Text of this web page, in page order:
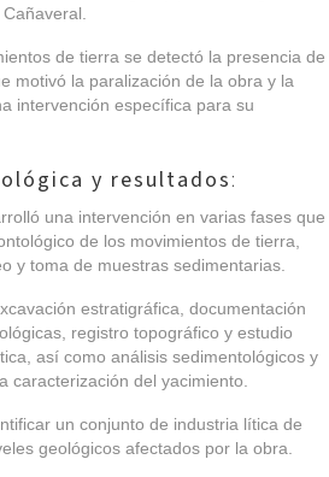
de tierra se detectó la presencia de
motivó la paralización de la obra y la
intervención específica para su
y resultados:
una intervención en varias fases que
de los movimientos de tierra,
y toma de muestras sedimentarias.
estratigráfica, documentación
registro topográfico y estudio
así como análisis sedimentológicos y
caracterización del yacimiento.
un conjunto de industria lítica de
geológicos afectados por la obra.